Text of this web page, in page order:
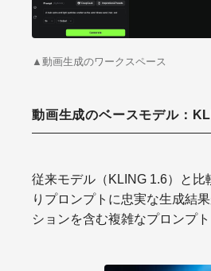
▲動画生成のワークスペース
動画生成のベースモデル：
従来モデル（KLING 1.6）と
りプロンプトに忠実な生成結
ションを含む複雑なプロンプト